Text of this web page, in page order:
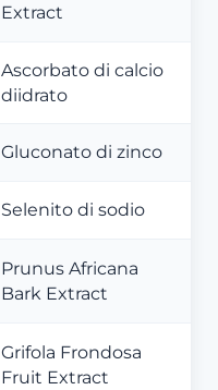
Extract
Ascorbato di calcio
diidrato
Gluconato di zinco
Selenito di sodio
Prunus Africana
Bark Extract
Grifola Frondosa
Fruit Extract